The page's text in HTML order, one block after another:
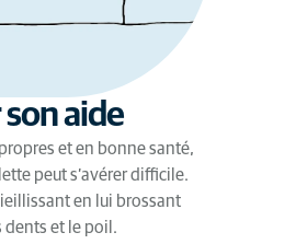
aide
et en bonne santé,
peut s’avérer difficile.
en lui brossant
dents et le poil.